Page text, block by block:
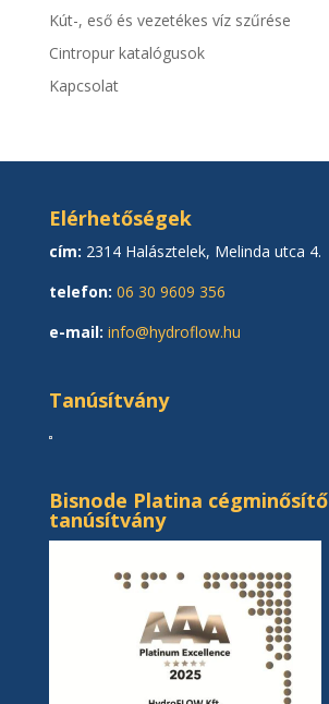
Kút-, eső és vezetékes víz szűrése
Cintropur katalógusok
Kapcsolat
Elérhetőségek
cím: 2314 Halásztelek, Melinda utca 4.
telefon: 06 30 9609 356
e-mail: info@hydroflow.hu
Tanúsítvány
Bisnode Platina cégminősítő
tanúsítvány